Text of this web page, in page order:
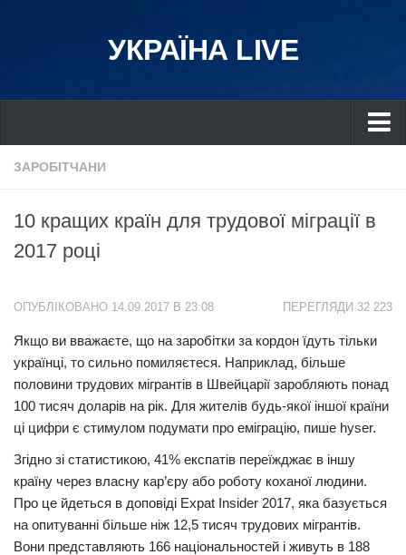
УКРАЇНА LIVE
Україна
Дніпро
Львів
Харків
Донбас
Одеса
Схід
Прикарпаття
Економіка
Політика
Світ
ЗАРОБІТЧАНИ
10 кращих країн для трудової міграції в
2017 році
ПЕРЕГЛЯДИ 32 223
ОПУБЛІКОВАНО 14.09.2017 В 23:08
Якщо ви вважаєте, що на заробітки за кордон їдуть тільки
українці, то сильно помиляєтеся. Наприклад, більше
половини трудових мігрантів в Швейцарії заробляють понад
100 тисяч доларів на рік. Для жителів будь-якої іншої країни
ці цифри є стимулом подумати про еміграцію, пише hyser.
Згідно зі статистикою, 41% експатів переїжджає в іншу
країну через власну кар’єру або роботу коханої людини.
Про це йдеться в доповіді Expat Insider 2017, яка базується
на опитуванні більше ніж 12,5 тисяч трудових мігрантів.
Вони представляють 166 національностей і живуть в 188